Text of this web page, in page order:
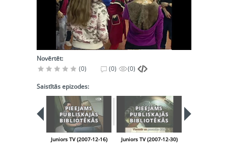
Novērtēt:
(0)
(0) (0)
Saistītās epizodes:
PIEEJAMS
PUBLISKAJĀS
BIBLIOTĒKĀS
Juniors TV (2007-12-16)
PIEEJAMS
PUBLISKAJĀS
BIBLIOTĒKĀS
Juniors TV (2007-12-30)